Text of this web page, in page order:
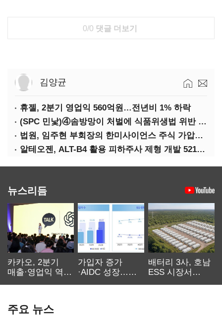
0/0 댓글 더보기
김양균
휴젤, 2분기 영업익 560억원…전년비 1% 하락
(SPC 민낯)④솜방망이 처벌에 식품위생법 위반 반복
법원, 임주현 부회장의 한미사이언스 주식 가압류 결정
알테오젠, ALT-B4 활용 피하주사 제형 개발 5219억원 기술이전
뉴스리듬
카카오, 2분기
매출·영업익 역대
가입자 증가
·AIDC 성장…
배터리 3사, 호남
ESS 시장서
주요 뉴스